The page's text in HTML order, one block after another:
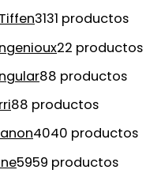
3131 productos
22 productos
88 productos
88 productos
4040 productos
5959 productos